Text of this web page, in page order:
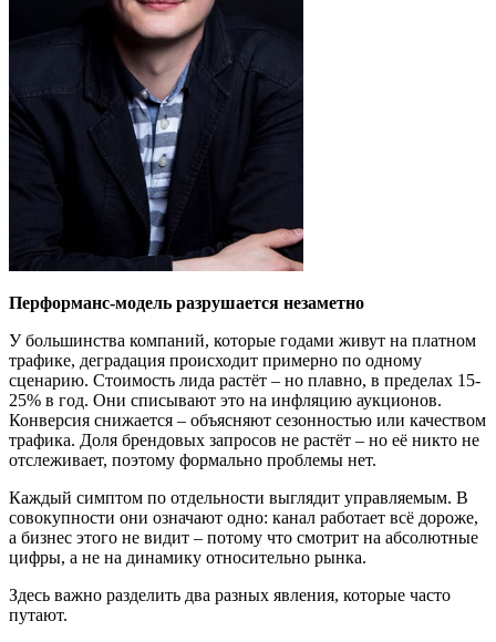
Перформанс-модель разрушается незаметно
У большинства компаний, которые годами живут на платном
трафике, деградация происходит примерно по одному
сценарию. Стоимость лида растёт – но плавно, в пределах 15-
25% в год. Они списывают это на инфляцию аукционов.
Конверсия снижается – объясняют сезонностью или качеством
трафика. Доля брендовых запросов не растёт – но её никто не
отслеживает, поэтому формально проблемы нет.
Каждый симптом по отдельности выглядит управляемым. В
совокупности они означают одно: канал работает всё дороже,
а бизнес этого не видит – потому что смотрит на абсолютные
цифры, а не на динамику относительно рынка.
Здесь важно разделить два разных явления, которые часто
путают.